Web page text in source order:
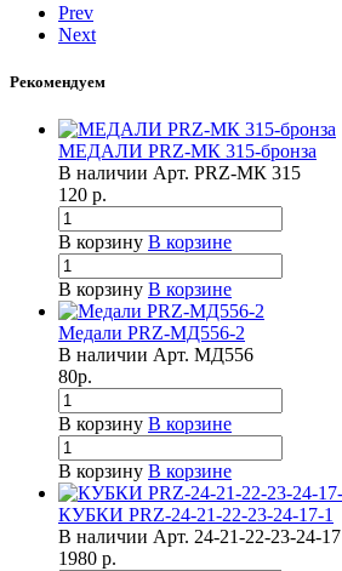
Prev
Next
Рекомендуем
МЕДАЛИ PRZ-МК 315-бронза
В наличии Арт. PRZ-МК 315
120 р.
В корзину В корзине
В корзину В корзине
Медали PRZ-МД556-2
В наличии Арт. МД556
80р.
В корзину В корзине
В корзину В корзине
КУБКИ PRZ-24-21-22-23-24-17-1
В наличии Арт. 24-21-22-23-24-17
1980 р.